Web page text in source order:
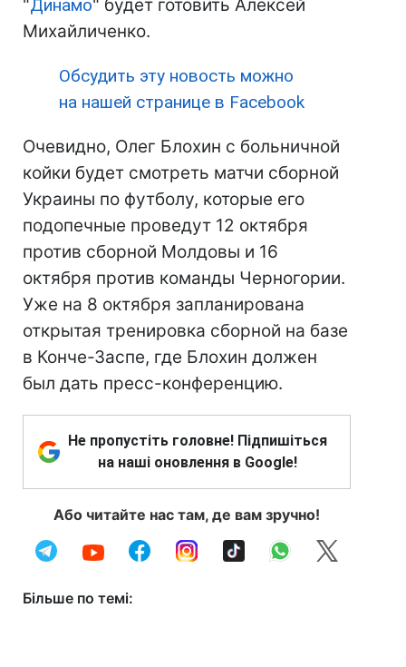
"Динамо" будет готовить Алексей
Михайличенко.
Обсудить эту новость можно
на нашей странице в Facebook
Очевидно, Олег Блохин с больничной
койки будет смотреть матчи сборной
Украины по футболу, которые его
подопечные проведут 12 октября
против сборной Молдовы и 16
октября против команды Черногории.
Уже на 8 октября запланирована
открытая тренировка сборной на базе
в Конче-Заспе, где Блохин должен
был дать пресс-конференцию.
Не пропустіть головне! Підпишіться
на наші оновлення в Google!
Або читайте нас там, де вам зручно!
Більше по темі: